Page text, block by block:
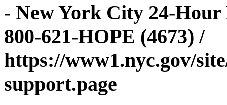
- New York City 24-
800-621-HOPE (4673) /
https://www1.nyc.gov/
support.page